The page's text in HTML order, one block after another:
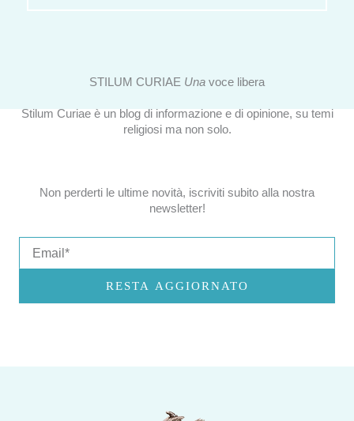
STILUM CURIAE Una voce libera
Stilum Curiae è un blog di informazione e di opinione, su temi
religiosi ma non solo.
Non perderti le ultime novità, iscriviti subito alla nostra
newsletter!
RESTA AGGIORNATO